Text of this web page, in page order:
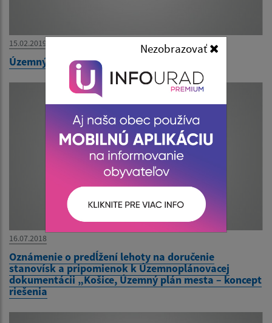
15.02.2019
Územný plán mesta Košice - Starý
16.07.2018
Oznámenie o predĺžení lehoty na doručenie
stanovísk a pripomienok k Územnoplánovacej
dokumentácii „Košice, Územný plán mesta – koncept
riešenia
Nezobrazovať